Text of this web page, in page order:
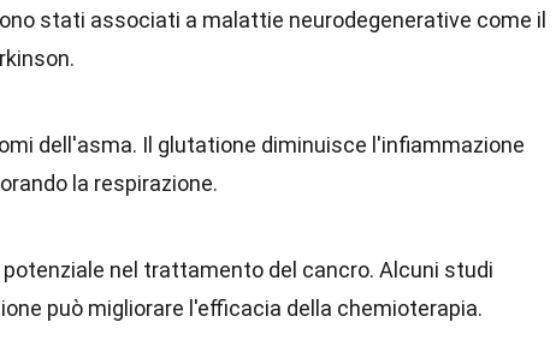
stati associati a malattie neurodegenerative come il
dell'asma. Il glutatione diminuisce l'infiammazione
la respirazione.
nel trattamento del cancro. Alcuni studi
può migliorare l'efficacia della chemioterapia.